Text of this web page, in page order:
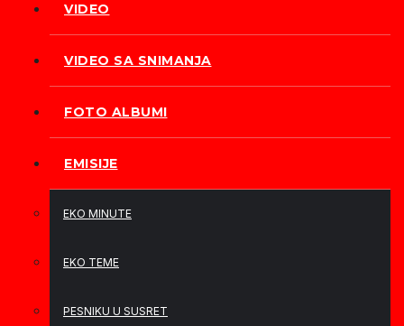
VIDEO
VIDEO SA SNIMANJA
FOTO ALBUMI
EMISIJE
EKO MINUTE
EKO TEME
PESNIKU U SUSRET